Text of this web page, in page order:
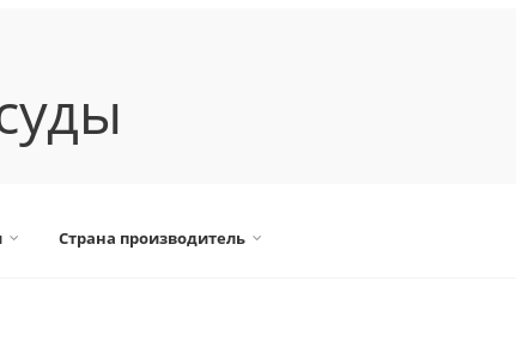
Страна производитель